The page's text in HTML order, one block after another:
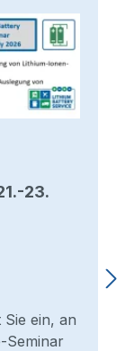
23.
ein, an
Seminar